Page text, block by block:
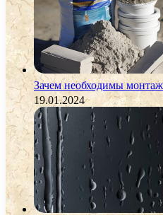
Зачем необходимы
19.01.2024